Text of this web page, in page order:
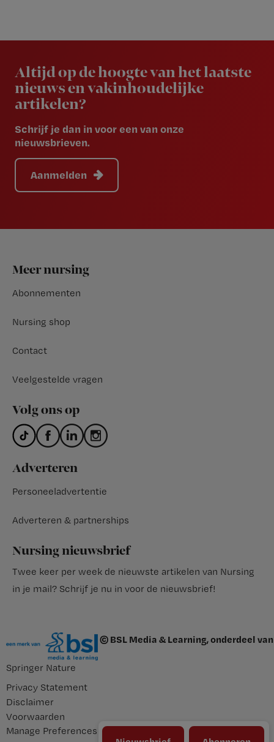
Altijd op de hoogte van het laatste
nieuws en vakinhoudelijke
artikelen?
Schrijf je dan in voor een van onze
nieuwsbrieven.
Aanmelden
Footer
Meer nursing
Abonnementen
Nursing shop
Contact
Veelgestelde vragen
Volg ons op
Adverteren
Personeeladvertentie
Adverteren & partnerships
Nursing nieuwsbrief
Twee keer per week de nieuwste artikelen van Nursing
in je mail? Schrijf je nu in voor de nieuwsbrief!
© BSL Media & Learning, onderdeel van
Springer Nature
Privacy Statement
Disclaimer
Voorwaarden
Manage Preferences